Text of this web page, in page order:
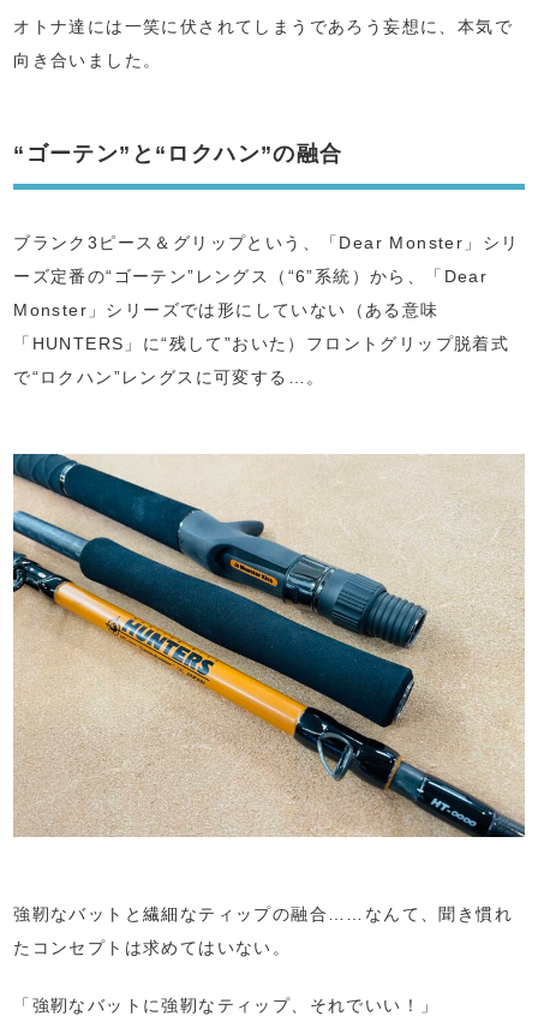
オトナ達には一笑に伏されてしまうであろう妄想に、本気で
向き合いました。
“ゴーテン”と“ロクハン”の融合
ブランク3ピース＆グリップという、「Dear Monster」シリ
ーズ定番の“ゴーテン”レングス（“6”系統）から、「Dear
Monster」シリーズでは形にしていない（ある意味
「HUNTERS」に“残して”おいた）フロントグリップ脱着式
で“ロクハン”レングスに可変する…。
強靭なバットと繊細なティップの融合……なんて、聞き慣れ
たコンセプトは求めてはいない。
「強靭なバットに強靭なティップ、それでいい！」